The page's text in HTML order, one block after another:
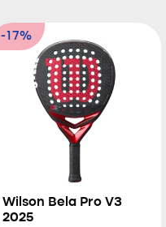
-17%
Wilson Bela Pro V3
2025